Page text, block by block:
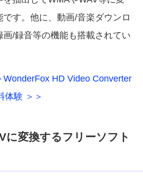
す。他に、動画/音楽ダウンロ
画/録音等の機能も搭載されてい
WonderFox HD Video Converter
体験 ＞＞
に変換するフリーソフト